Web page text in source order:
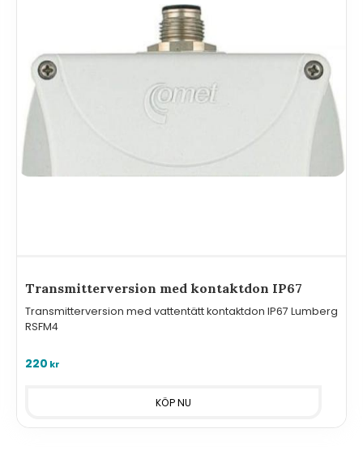
Transmitterversion med kontaktdon IP67
Transmitterversion med vattentätt kontaktdon IP67 Lumberg
RSFM4
220 kr